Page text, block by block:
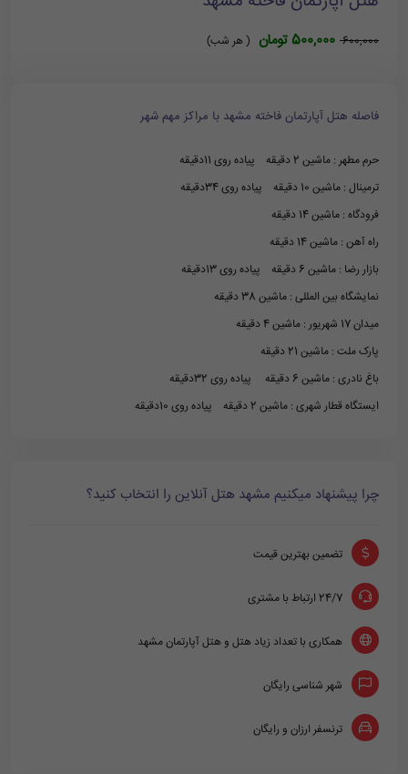
600,000 500,000 تومان ( هر شب)
فاصله هتل آپارتمان فاخته مشهد با مراکز مهم شهر
حرم مطهر : ماشین 2 دقیقه پیاده روی 11دقیقه
ترمینال : ماشین 10 دقیقه پیاده روی 34دقیقه
فرودگاه : ماشین 14 دقیقه
راه آهن : ماشین 14 دقیقه
بازار رضا : ماشین 6 دقیقه پیاده روی 13دقیقه
نمایشگاه بین المللی : ماشین 38 دقیقه
میدان 17 شهریور : ماشین 4 دقیقه
پارک ملت : ماشین 21 دقیقه
باغ نادری : ماشین 6 دقیقه پیاده روی 32دقیقه
ایستگاه قطار شهری : ماشین 2 دقیقه پیاده روی 10دقیقه
چرا پیشنهاد میکنیم مشهد هتل آنلاین را انتخاب کنید؟
تضمین بهترین قیمت
24/7 ارتباط با مشتری
همکاری با تعداد زیاد هتل و هتل آپارتمان مشهد
شهر شناسی رایگان
ترنسفر ارزان و رایگان